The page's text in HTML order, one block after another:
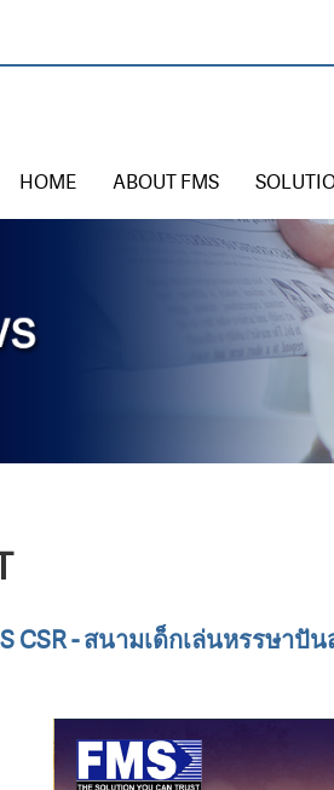
HOME ABOUT FMS
CSR - สนามเด็กเล่นหรรษาปั